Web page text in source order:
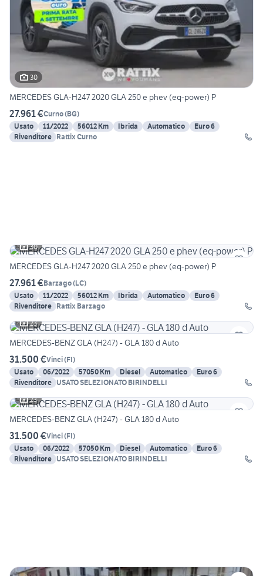
30
MERCEDES GLA-H247 2020 GLA 250 e phev (eq-power) P
27.961 €Curno(BG)
Usato
11/2022 56012 Km Ibrida Automatico
Euro 6
Rivenditore Rattix Curno
30
MERCEDES GLA-H247 2020 GLA 250 e phev (eq-power) P
27.961 €Barzago(LC)
Usato
11/2022 56012 Km Ibrida Automatico
Euro 6
Rivenditore Rattix Barzago
23
MERCEDES-BENZ GLA (H247) - GLA 180 d Auto
31.500 €Vinci(FI)
Usato
06/2022 57050 Km Diesel Automatico
Euro 6
Rivenditore USATO SELEZIONATO BIRINDELLI
23
MERCEDES-BENZ GLA (H247) - GLA 180 d Auto
31.500 €Vinci(FI)
Usato
06/2022 57050 Km Diesel Automatico
Euro 6
Rivenditore USATO SELEZIONATO BIRINDELLI